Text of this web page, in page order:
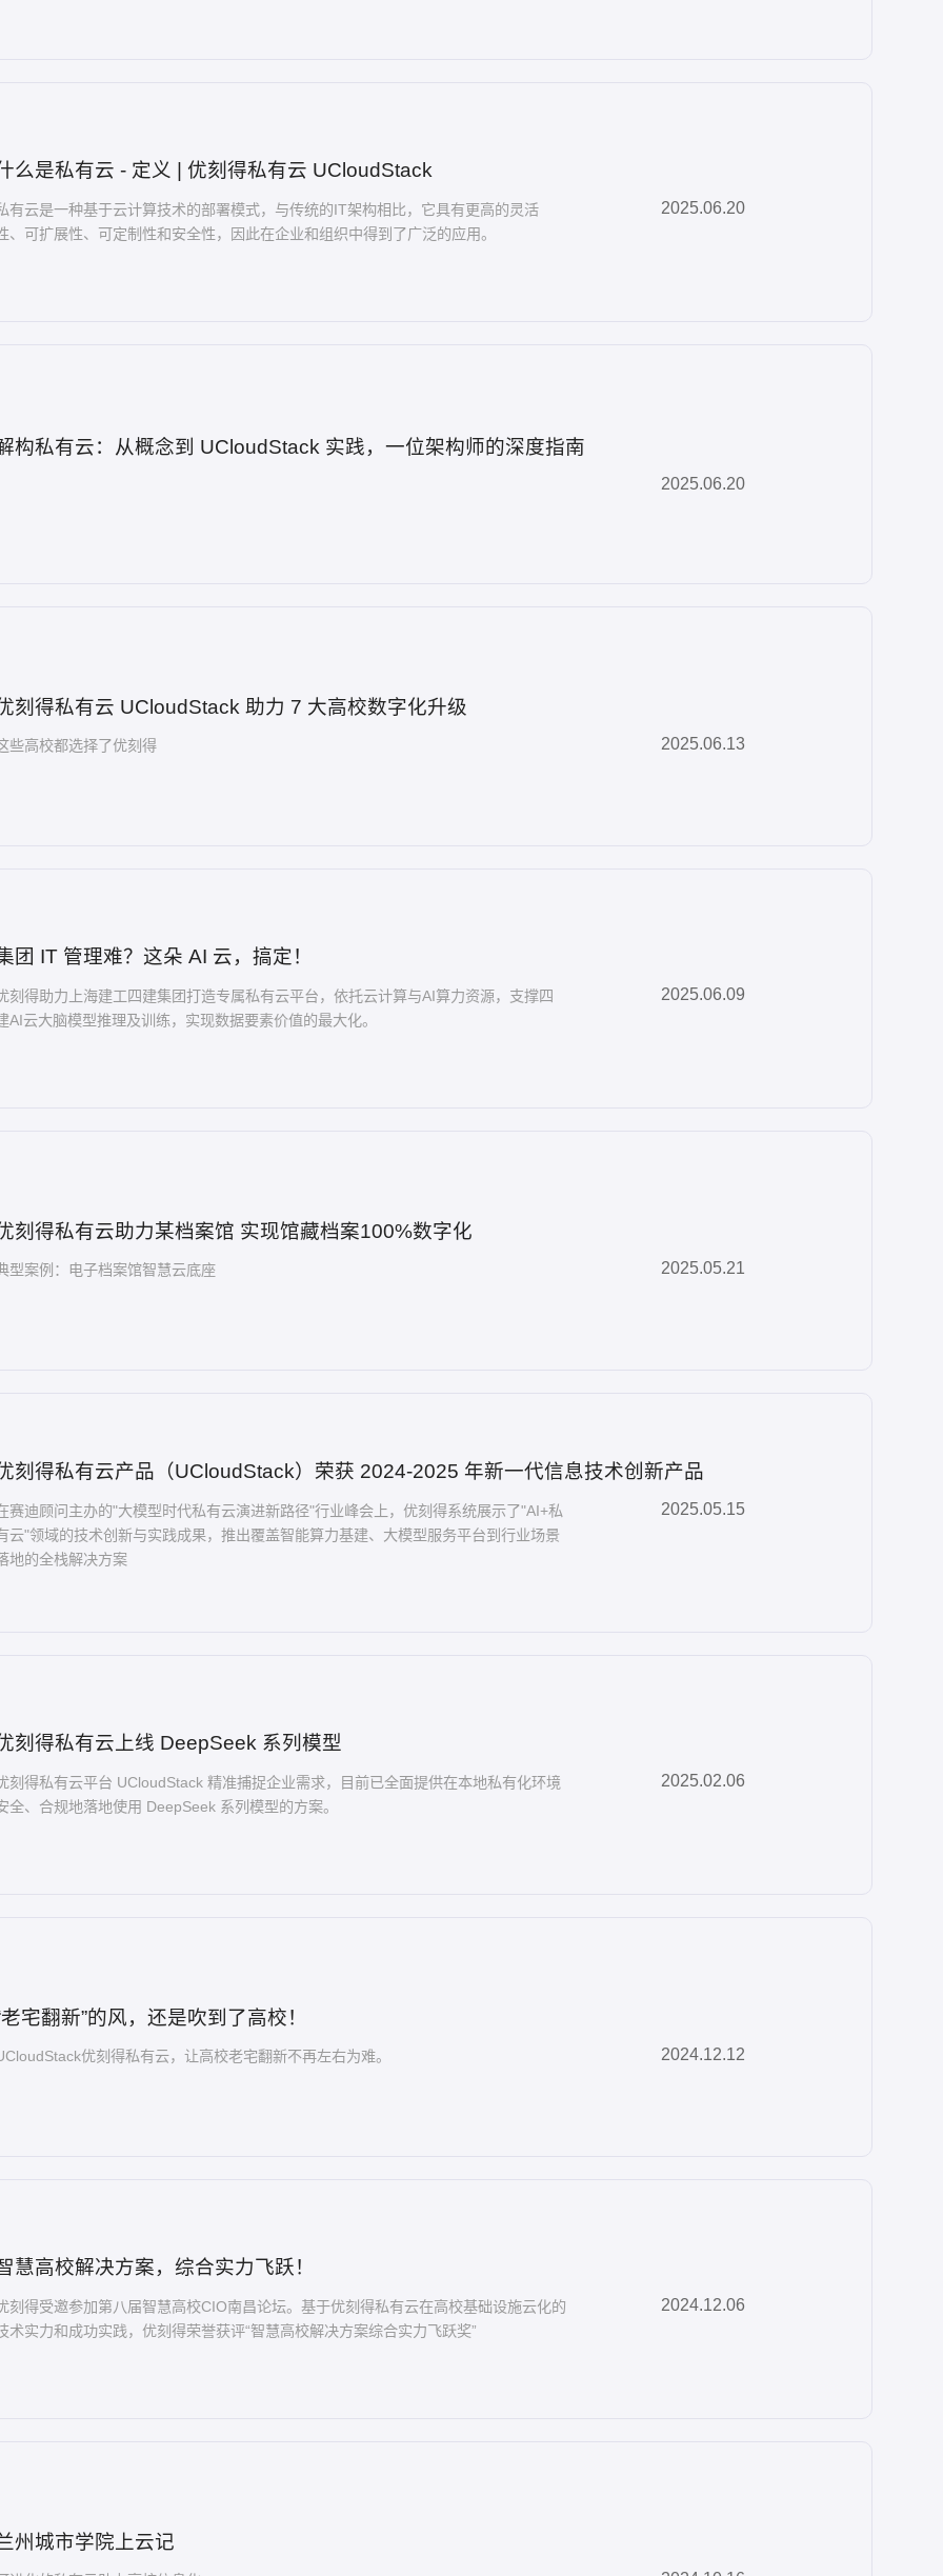
什么是私有云 - 定义 | 优刻得私有云 UCloudStack
有云是一种基于云计算技术的部署模式，与传统的IT架构相比，它具有更高的灵活
、可扩展性、可定制性和安全性，因此在企业和组织中得到了广泛的应用。
2025.06.20
构私有云：从概念到 UCloudStack 实践，一位架构师的深度指南
2025.06.20
刻得私有云 UCloudStack 助力 7 大高校数字化升级
些高校都选择了优刻得 2025.06.13
团 IT 管理难？这朵 AI 云，搞定！
刻得助力上海建工四建集团打造专属私有云平台，依托云计算与AI算力资源，支撑四
AI云大脑模型推理及训练，实现数据要素价值的最大化。
2025.06.09
刻得私有云助力某档案馆 实现馆藏档案100%数字化
型案例：电子档案馆智慧云底座 2025.05.21
刻得私有云产品（UCloudStack）荣获 2024-2025 年新一代信息技术创新产品
赛迪顾问主办的"大模型时代私有云演进新路径"行业峰会上，优刻得系统展示了"AI+私
云"领域的技术创新与实践成果，推出覆盖智能算力基建、大模型服务平台到行业场景
地的全栈解决方案
2025.05.15
刻得私有云上线 DeepSeek 系列模型
刻得私有云平台 UCloudStack 精准捕捉企业需求，目前已全面提供在本地私有化环境
全、合规地落地使用 DeepSeek 系列模型的方案。
2025.02.06
老宅翻新”的风，还是吹到了高校！
优刻得私有云，让高校老宅翻新不再左右为难。 2024.12.12
慧高校解决方案，综合实力飞跃！
刻得受邀参加第八届智慧高校CIO南昌论坛。基于优刻得私有云在高校基础设施云化的
术实力和成功实践，优刻得荣誉获评“智慧高校解决方案综合实力飞跃奖”
2024.12.06
州城市学院上云记